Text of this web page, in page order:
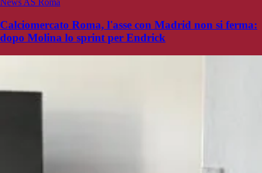
News AS Roma
Calciomercato Roma, l'asse con Madrid non si ferma:
dopo Molina lo sprint per Endrick